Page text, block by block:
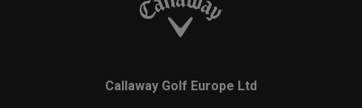
Callaway Golf Europe Ltd